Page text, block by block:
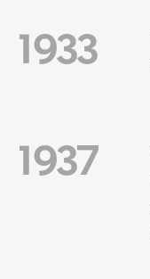
1933
1937